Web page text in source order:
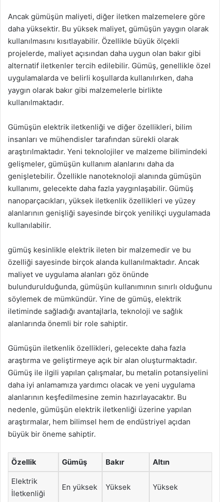
Ancak gümüşün maliyeti, diğer iletken malzemelere göre
daha yüksektir. Bu yüksek maliyet, gümüşün yaygın olarak
kullanılmasını kısıtlayabilir. Özellikle büyük ölçekli
projelerde, maliyet açısından daha uygun olan bakır gibi
alternatif iletkenler tercih edilebilir. Gümüş, genellikle özel
uygulamalarda ve belirli koşullarda kullanılırken, daha
yaygın olarak bakır gibi malzemelerle birlikte
kullanılmaktadır.
Gümüşün elektrik iletkenliği ve diğer özellikleri, bilim
insanları ve mühendisler tarafından sürekli olarak
araştırılmaktadır. Yeni teknolojiler ve malzeme bilimindeki
gelişmeler, gümüşün kullanım alanlarını daha da
genişletebilir. Özellikle nanoteknoloji alanında gümüşün
kullanımı, gelecekte daha fazla yaygınlaşabilir. Gümüş
nanoparçacıkları, yüksek iletkenlik özellikleri ve yüzey
alanlarının genişliği sayesinde birçok yenilikçi uygulamada
kullanılabilir.
gümüş kesinlikle elektrik ileten bir malzemedir ve bu
özelliği sayesinde birçok alanda kullanılmaktadır. Ancak
maliyet ve uygulama alanları göz önünde
bulundurulduğunda, gümüşün kullanımının sınırlı olduğunu
söylemek de mümkündür. Yine de gümüş, elektrik
iletiminde sağladığı avantajlarla, teknoloji ve sağlık
alanlarında önemli bir role sahiptir.
Gümüşün iletkenlik özellikleri, gelecekte daha fazla
araştırma ve geliştirmeye açık bir alan oluşturmaktadır.
Gümüş ile ilgili yapılan çalışmalar, bu metalin potansiyelini
daha iyi anlamamıza yardımcı olacak ve yeni uygulama
alanlarının keşfedilmesine zemin hazırlayacaktır. Bu
nedenle, gümüşün elektrik iletkenliği üzerine yapılan
araştırmalar, hem bilimsel hem de endüstriyel açıdan
büyük bir öneme sahiptir.
Özellik Gümüş Bakır Altın
Elektrik
İletkenliği
En yüksek Yüksek Yüksek